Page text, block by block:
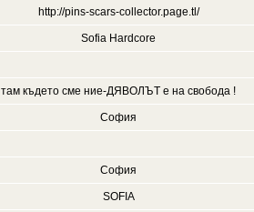
http://pins-scars-collector.page.tl/
Sofia Hardcore
там където сме ние-ДЯВОЛЪТ е на свобода !
София
София
SOFIA